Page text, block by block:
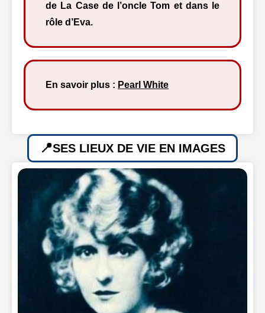
de La Case de l’oncle Tom et dans le
rôle d’Eva.
En savoir plus : Pearl White
SES LIEUX DE VIE EN IMAGES